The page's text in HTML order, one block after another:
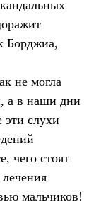
Борджиа,
не могла
а в наши дни
эти слухи
чего стоят
мальчиков!